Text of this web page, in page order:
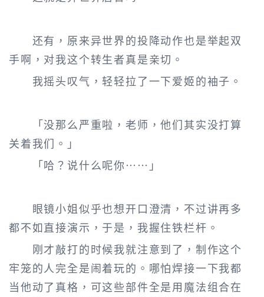
还有，原来异世界的投降动作也是举起双
手啊，对我这个转生者真是亲切。
我摇头叹气，轻轻拉了一下爱姬的袖子。
「没那么严重啦，老师，他们其实没打算
关着我们。」
「哈？说什么呢你……」
眼镜小姐似乎也想开口澄清，不过讲再多
都不如直接演示，于是，我握住铁栏杆。
刚才敲打的时候我就注意到了，制作这个
牢笼的人完全是闹着玩的。哪怕焊接一下我都
当他动了真格，可这些部件全是用魔法组合在